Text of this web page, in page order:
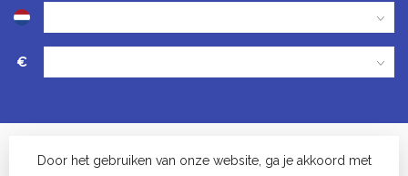
€
Door het gebruiken van onze website, ga je akkoord met